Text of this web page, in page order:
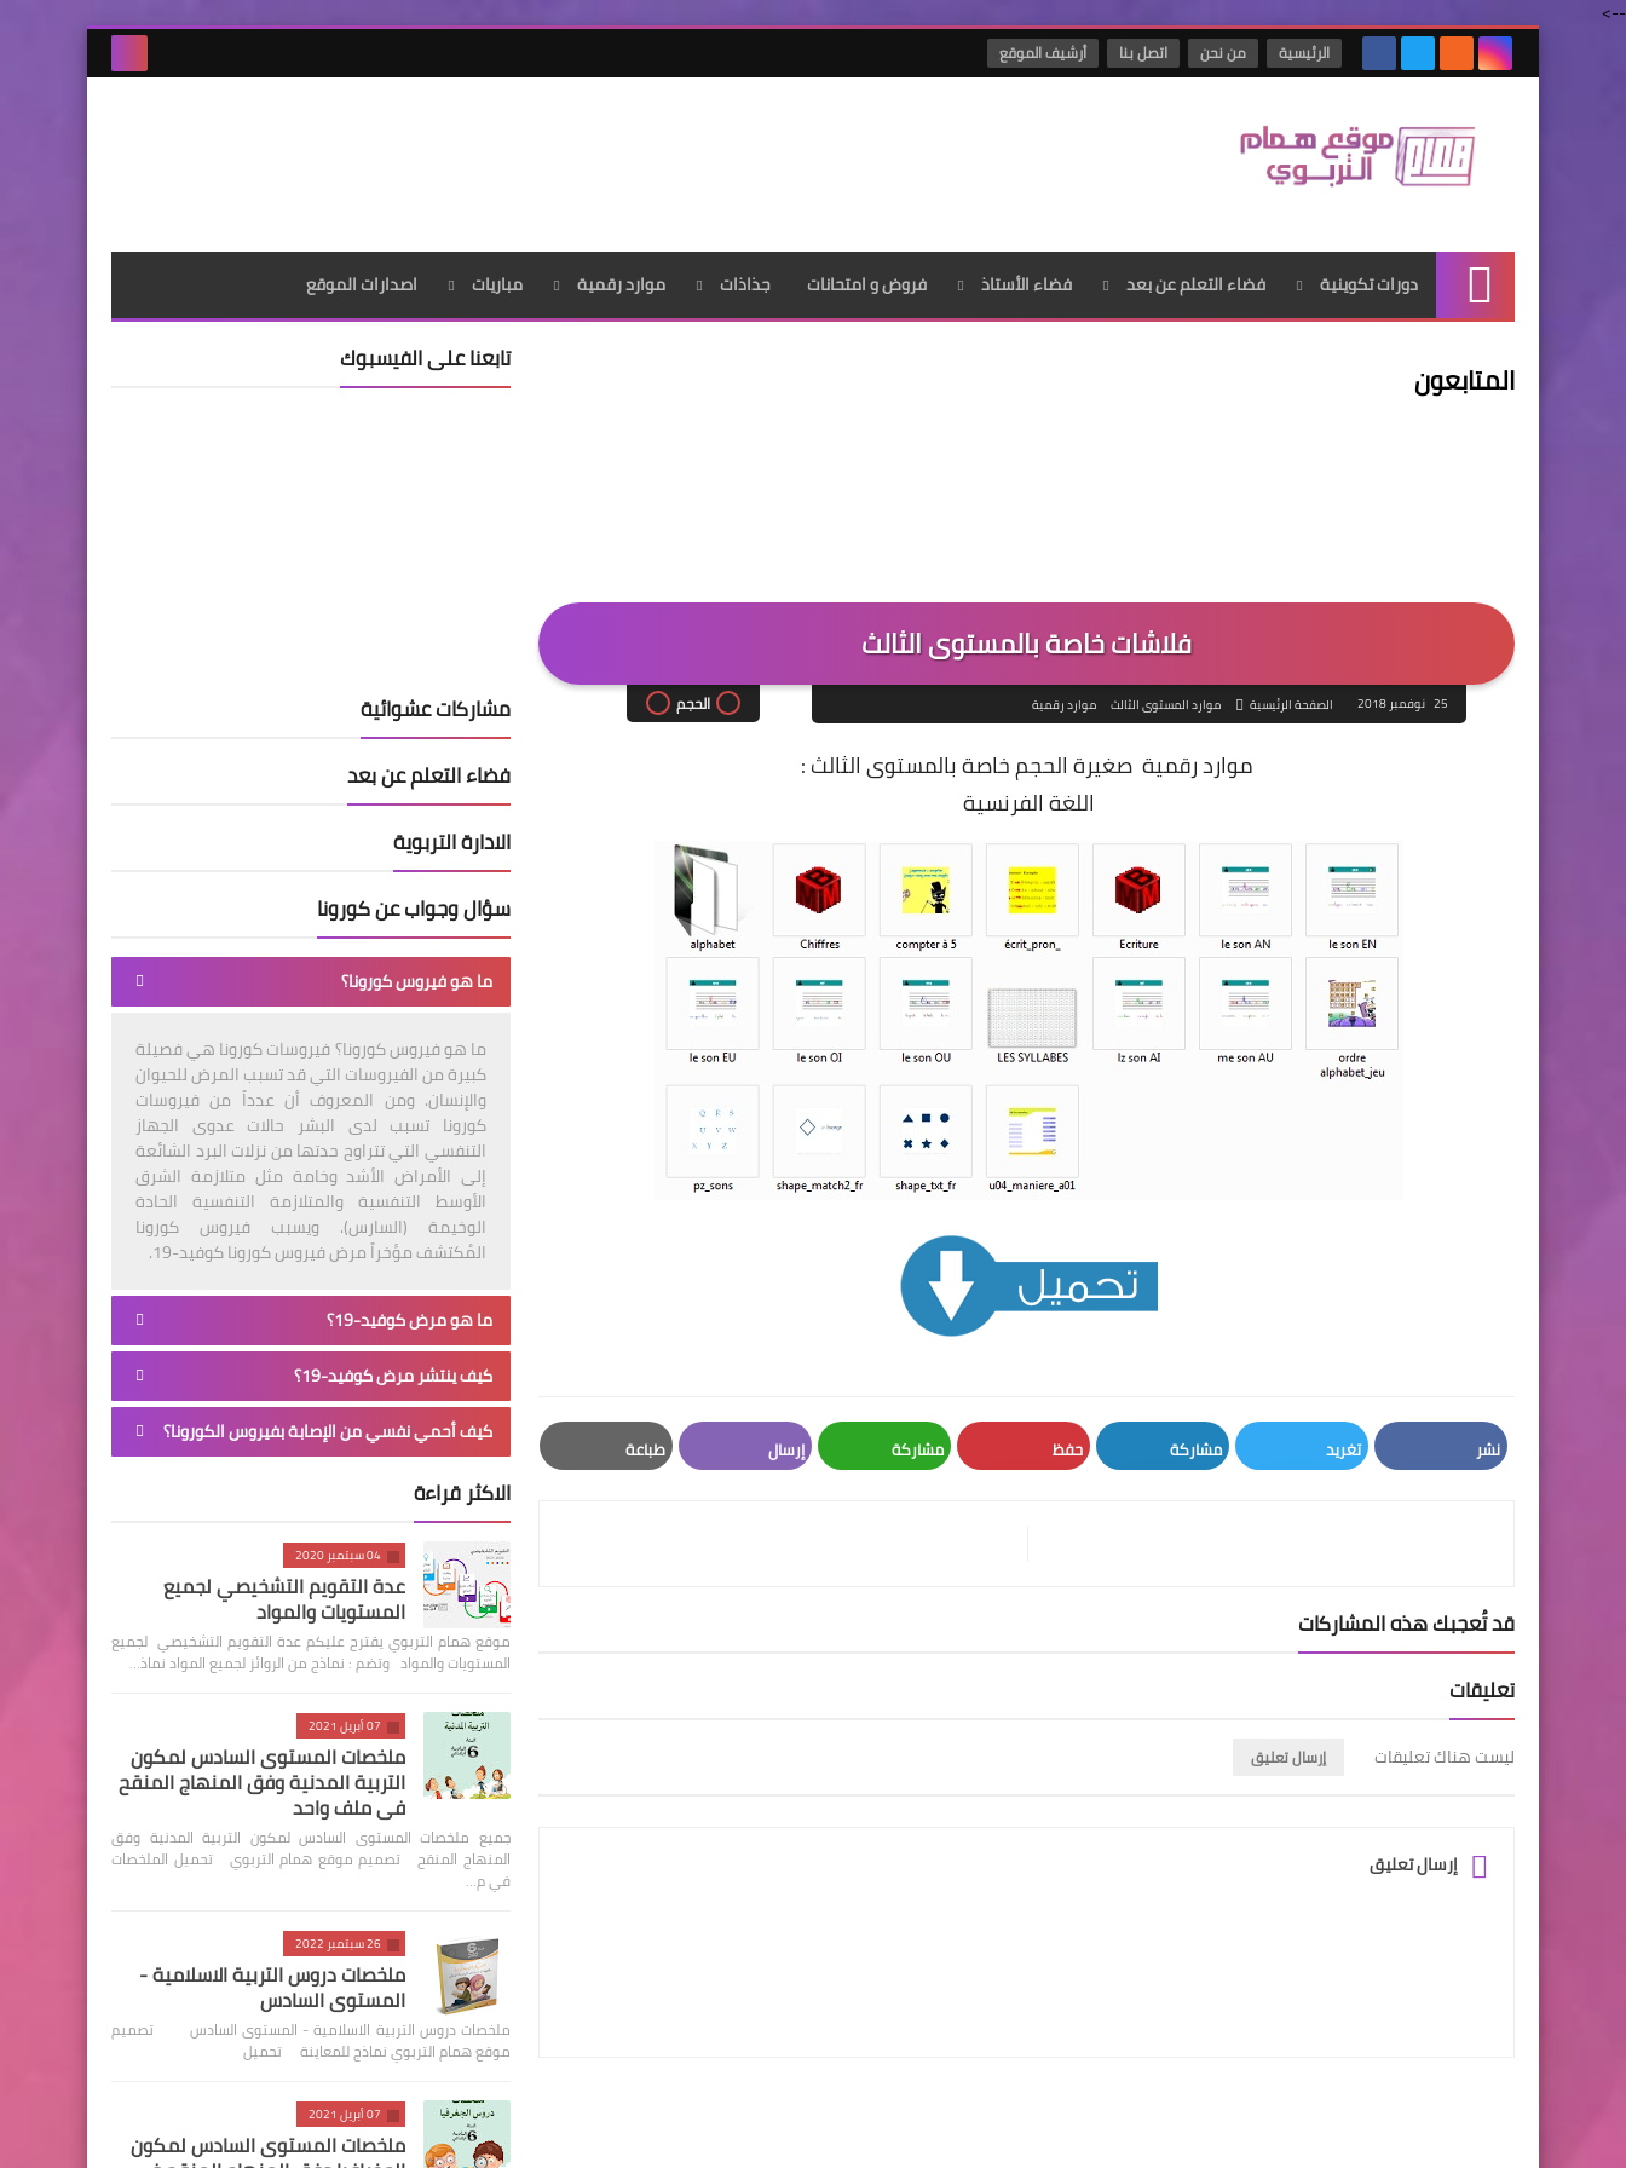
-->
الرئيسية من نحن اتصل بنا أرشيف الموقع
الرئيسية
دورات تكوينية فضاء التعلم عن بعد فضاء الأستاذ فروض و امتحانات جذاذات موارد رقمية مباريات اصدارات الموقع
المتابعون
فلاشات خاصة بالمستوى الثالث
25 نوفمبر 2018 الصفحة الرئيسية موارد المستوى الثالث موارد رقمية الحجم
موارد رقمية صغيرة الحجم خاصة بالمستوى الثالث :
اللغة الفرنسية
نشر تغريد مشاركة حفظ مشاركة إرسال طباعة
قد تُعجبك هذه المشاركات
تعليقات
ليست هناك تعليقات إرسال تعليق
إرسال تعليق
تابعنا على الفيسبوك
مشاركات عشوائية
فضاء التعلم عن بعد
الادارة التربوية
سؤال وجواب عن كورونا
ما هو فيروس كورونا؟
ما هو فيروس كورونا؟ فيروسات كورونا هي فصيلة
كبيرة من الفيروسات التي قد تسبب المرض للحيوان
والإنسان. ومن المعروف أن عدداً من فيروسات
كورونا تسبب لدى البشر حالات عدوى الجهاز
التنفسي التي تتراوح حدتها من نزلات البرد الشائعة
إلى الأمراض الأشد وخامة مثل متلازمة الشرق
الأوسط التنفسية والمتلازمة التنفسية الحادة
الوخيمة (السارس). ويسبب فيروس كورونا
المُكتشف مؤخراً مرض فيروس كورونا كوفيد-19.
ما هو مرض كوفيد-19؟
كيف ينتشر مرض كوفيد-19؟
كيف أحمي نفسي من الإصابة بفيروس الكورونا؟
الاكثر قراءة
04 سبتمبر 2020
عدة التقويم التشخيصي لجميع
المستويات والمواد
موقع همام التربوي يقترح عليكم عدة التقويم التشخيصي لجميع
المستويات والمواد وتضم : نماذج من الروائز لجميع المواد نماذ…
07 أبريل 2021
ملخصات المستوى السادس لمكون
التربية المدنية وفق المنهاج المنقح
في ملف واحد
جميع ملخصات المستوى السادس لمكون التربية المدنية وفق
المنهاج المنقح تصميم موقع همام التربوي تحميل الملخصات
في م…
26 سبتمبر 2022
ملخصات دروس التربية الاسلامية -
المستوى السادس
ملخصات دروس التربية الاسلامية - المستوى السادس تصميم
موقع همام التربوي نماذج للمعاينة تحميل
07 أبريل 2021
ملخصات المستوى السادس لمكون